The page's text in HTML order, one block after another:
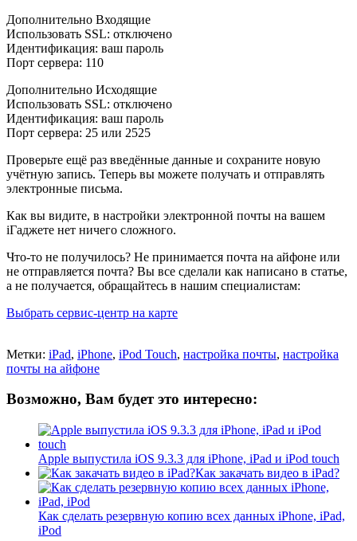
Дополнительно Входящие
Использовать SSL: отключено
Идентификация: ваш пароль
Порт сервера: 110
Дополнительно Исходящие
Использовать SSL: отключено
Идентификация: ваш пароль
Порт сервера: 25 или 2525
Проверьте ещё раз введённые данные и сохраните новую
учётную запись. Теперь вы можете получать и отправлять
электронные письма.
Как вы видите, в настройки электронной почты на вашем
iГаджете нет ничего сложного.
Что-то не получилось? Не принимается почта на айфоне или
не отправляется почта? Вы все сделали как написано в статье,
а не получается, обращайтесь в нашим специалистам:
Выбрать сервис-центр на карте
Метки: iPad, iPhone, iPod Touch, настройка почты, настройка
почты на айфоне
Возможно, Вам будет это интересно:
Apple выпустила iOS 9.3.3 для iPhone, iPad и iPod touch
Как закачать видео в iPad?
Как сделать резервную копию всех данных iPhone, iPad,
iPod